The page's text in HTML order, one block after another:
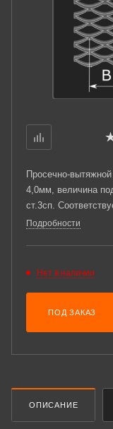
Просечно-
4,0мм, величина
ст.3сп.
03876796-2019.
Подробности
Нет в наличии
ПОД ЗАКАЗ
ОПИСАНИЕ